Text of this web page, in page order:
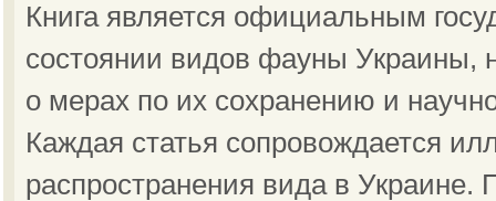
Книга является официальным
состоянии видов фауны Украины,
о мерах по их сохранению и
Каждая статья сопровождается
распространения вида в